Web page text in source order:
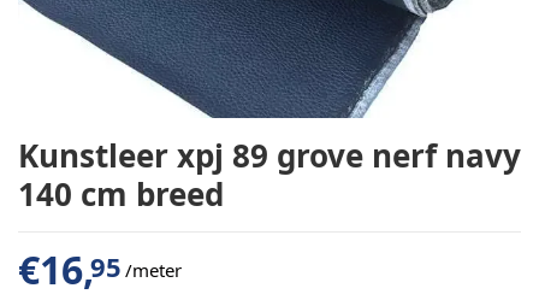
Kunstleer xpj 89 grove nerf navy
140 cm breed
€16,95 /meter